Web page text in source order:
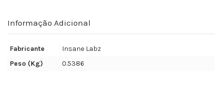
Informação Adicional
Fabricante
Insane Labz
Peso (Kg)
0.5386